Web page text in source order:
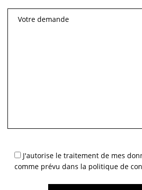
J'autorise le traitement de mes
comme prévu dans la politique de